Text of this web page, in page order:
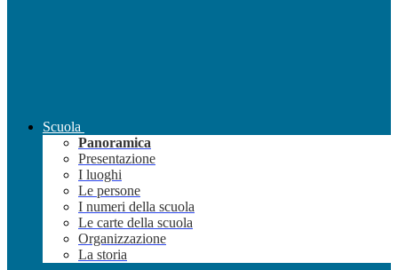
Scuola
Panoramica
Presentazione
I luoghi
Le persone
I numeri della scuola
Le carte della scuola
Organizzazione
La storia